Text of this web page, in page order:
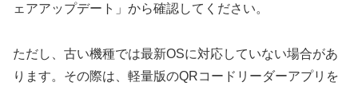
ェアアップデート」から確認してください。
ただし、古い機種では最新OSに対応していない場合があ
ります。その際は、軽量版のQRコードリーダーアプリを